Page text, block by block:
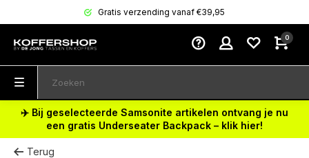
Gratis verzending vanaf €39,95
0
✈️ Bij geselecteerde Samsonite artikelen ontvang je nu
een gratis Underseater Backpack – klik hier!
Terug